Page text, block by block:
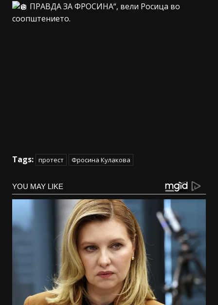
ПРАВДА ЗА ФРОСИНА“, вели Росица во
соопштението.
Tags: протест Фросина Кулакова